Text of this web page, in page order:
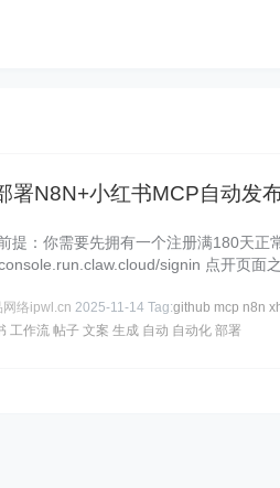
署N8N+小红书MCP自动发
提：你需要先拥有一个注册满180天正
signin 点开页面
网络ipwl.cn2025-11-14 Tag:github mcp n8n
工作流 帖子 文案 生成 自动 自动化 部署